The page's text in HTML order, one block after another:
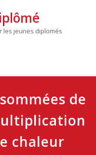
les jeunes diplomés
MASQUER
de
chaleur